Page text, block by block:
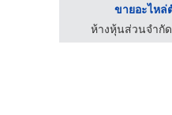
ขายอะไหล่
ห้างหุ้นส่วนจำกั